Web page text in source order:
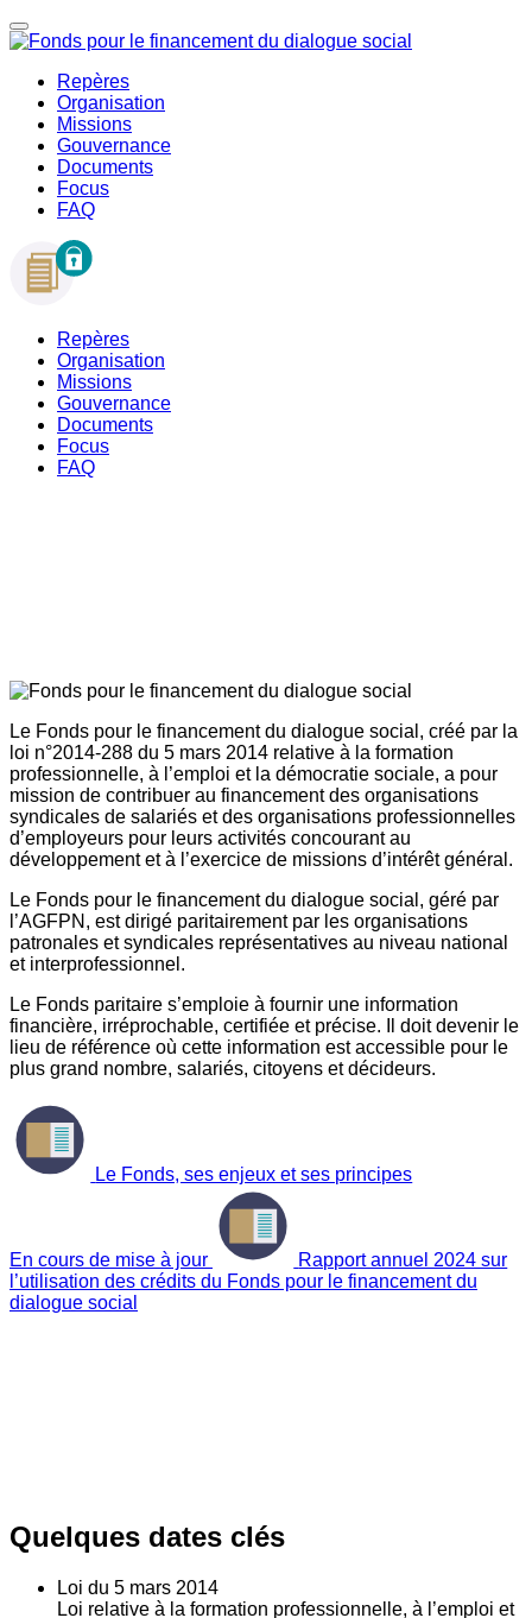
Repères
Organisation
Missions
Gouvernance
Documents
Focus
FAQ
Repères
Organisation
Missions
Gouvernance
Documents
Focus
FAQ
Le Fonds pour le financement du dialogue social, créé par la
loi n°2014-288 du 5 mars 2014 relative à la formation
professionnelle, à l’emploi et la démocratie sociale, a pour
mission de contribuer au financement des organisations
syndicales de salariés et des organisations professionnelles
d’employeurs pour leurs activités concourant au
développement et à l’exercice de missions d’intérêt général.
Le Fonds pour le financement du dialogue social, géré par
l’AGFPN, est dirigé paritairement par les organisations
patronales et syndicales représentatives au niveau national
et interprofessionnel.
Le Fonds paritaire s’emploie à fournir une information
financière, irréprochable, certifiée et précise. Il doit devenir le
lieu de référence où cette information est accessible pour le
plus grand nombre, salariés, citoyens et décideurs.
Le Fonds, ses enjeux et ses principes
En cours de mise à jour
Rapport annuel 2024 sur
l’utilisation des crédits du Fonds pour le financement du
dialogue social
Quelques dates clés
Loi du 5 mars 2014
Loi relative à la formation professionnelle, à l’emploi et